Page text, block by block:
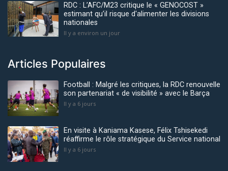
RDC : L’AFC/M23 critique le « GENOCOST »
estimant qu’il risque d'alimenter les divisions
nationales
Il y a environ un jour
Articles Populaires
Football : Malgré les critiques, la RDC renouvelle
son partenariat « de visibilité » avec le Barça
Il y a 6 jours
En visite à Kaniama Kasese, Félix Tshisekedi
réaffirme le rôle stratégique du Service national
Il y a 6 jours